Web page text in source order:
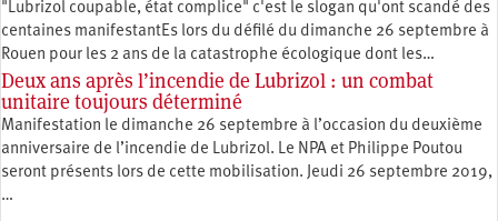
"Lubrizol coupable, état complice" c'est le slogan qu'ont scandé des
centaines manifestantEs lors du défilé du dimanche 26 septembre à
Rouen pour les 2 ans de la catastrophe écologique dont les…
Deux ans après l’incendie de Lubrizol : un combat
unitaire toujours déterminé
Manifestation le dimanche 26 septembre à l’occasion du deuxième
anniversaire de l’incendie de Lubrizol. Le NPA et Philippe Poutou
seront présents lors de cette mobilisation. Jeudi 26 septembre 2019,
…